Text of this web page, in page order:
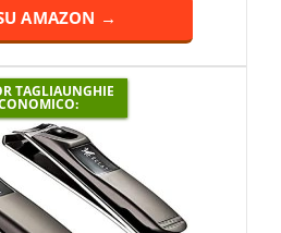
AMAZON →
TAGLIAUNGHIE